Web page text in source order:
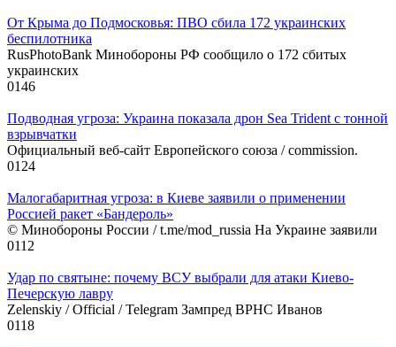
От Крыма до Подмосковья: ПВО сбила 172 украинских
беспилотника
RusPhotoBank Минобороны РФ сообщило о 172 сбитых
украинских
0146
Подводная угроза: Украина показала дрон Sea Trident с тонной
взрывчатки
Официальный веб-сайт Европейского союза / commission.
0124
Малогабаритная угроза: в Киеве заявили о применении
Россией ракет «Бандероль»
© Минобороны России / t.me/mod_russia На Украине заявили
0112
Удар по святыне: почему ВСУ выбрали для атаки Киево-
Печерскую лавру
Zеlеnskiу / Оfficiаl / Telegram Зампред ВРНС Иванов
0118